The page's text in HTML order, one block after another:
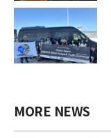
MORE NEWS